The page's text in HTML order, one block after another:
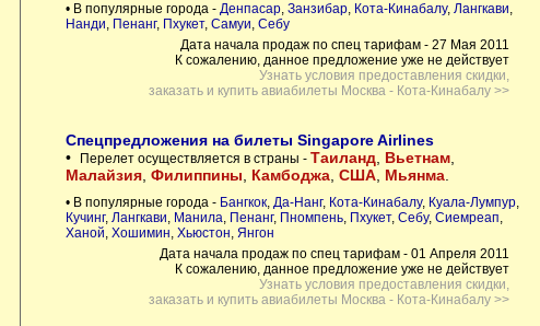
• В популярные города - Денпасар, Занзибар, Кота-Кинабалу, Лангкави,
Нанди, Пенанг, Пхукет, Самуи, Себу
Дата начала продаж по спец тарифам - 27 Мая 2011
К сожалению, данное предложение уже не действует
Узнать условия предоставления скидки,
заказать и купить авиабилеты Москва - Кота-Кинабалу >>
Спецпредложения на билеты Singapore Airlines
•
Перелет осуществляется в страны - Таиланд, Вьетнам,
Малайзия, Филиппины Камбоджа, США, Мьянма.
• В популярные города - Бангкок, Да-Нанг, Кота-Кинабалу, Куала-Лумпур,
Кучинг, Лангкави, Манила, Пенанг, Пномпень, Пхукет, Себу, Сиемреап,
Ханой, Хошимин, Хьюстон, Янгон
Дата начала продаж по спец тарифам - 01 Апреля 2011
К сожалению, данное предложение уже не действует
Узнать условия предоставления скидки,
заказать и купить авиабилеты Москва - Кота-Кинабалу >>